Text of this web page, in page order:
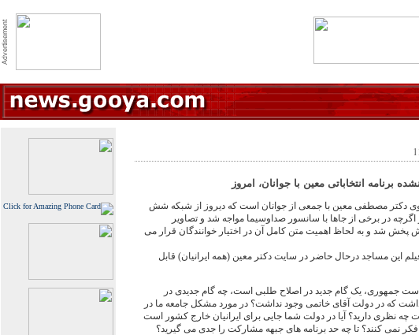
برنامه انتخاباتی معین با جوانان، امروز
دکتر مصطفی معین با جمعی از جوانان است که دیروز از شبکه شش
در برخی از جاها با سانسور صداوسیما مواجه شد و تصاویر
شد و به لحاظ اهمیت متن کامل آن در اختیار خوانندگان قرار می
این مساجد درحال حاضر در سایت دکتر معین (همه ایرانیان) قابل
جمهوری، یک گام جدید در اصلاح طلبی است، چه گام جدیدی در
که در دولت آقای خاتمی وجود نداشت؟ در مورد مشکل جامعه ما در
چه نظری دارید؟ آیا در دولت شما جایی برای ایرانیان خارج کشور است
نمی کنند؟ تا چه حد برنامه های جبهه مشارکت را جدی می گیرید؟